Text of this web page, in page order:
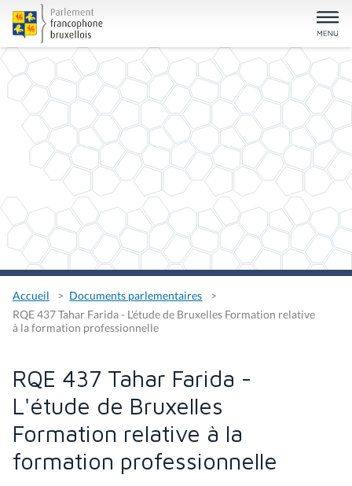
Accueil
Documents parlementaires
RQE 437 Tahar Farida - L'étude de Bruxelles Formation relative
à la formation professionnelle
RQE 437 Tahar Farida -
L'étude de Bruxelles
Formation relative à la
formation professionnelle